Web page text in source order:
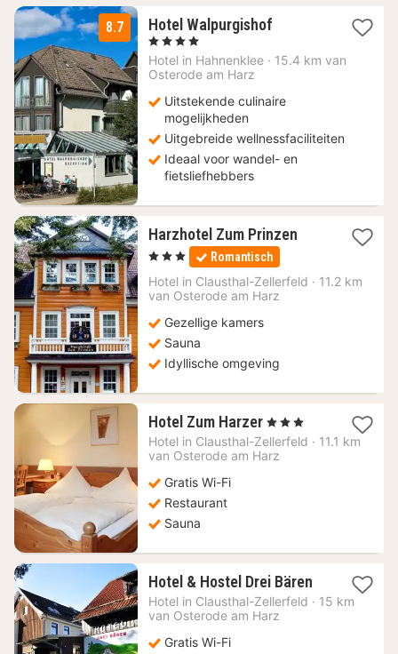
8.7 Hotel Walpurgishof2
vanaf
, 4 Sterren
Hotel in Hahnenklee · 15.4 km van
Osterode am Harz
Uitstekende culinaire
mogelijkheden
Uitgebreide wellnessfaciliteiten
Ideaal voor wandel- en
fietsliefhebbers
Harzhotel Zum Prinzen1
99,36
, 3 Sterren Romantisch
Hotel in Clausthal-Zellerfeld · 11.2 km
van Osterode am Harz
Gezellige kamers
Sauna
Idyllische omgeving
Hotel Zum Harzer 1
nacht
vanaf
, 3 Sterren
Hotel in Clausthal-Zellerfeld · 11.1 km
van Osterode am Harz
Gratis Wi-Fi
Restaurant
Sauna
Hotel & Hostel Drei Bären1
nacht
Hotel in Clausthal-Zellerfeld · 15 km
van Osterode am Harz
Gratis Wi-Fi